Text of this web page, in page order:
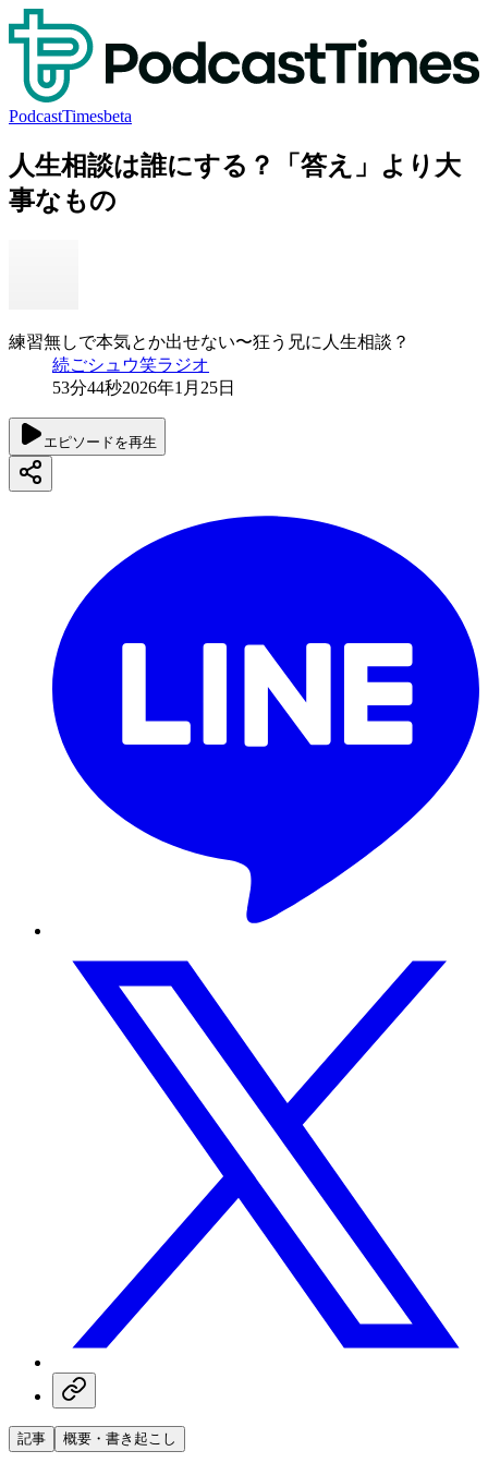
PodcastTimesbeta
人生相談は誰にする？「答え」より大
事なもの
練習無しで本気とか出せない〜狂う兄に人生相談？
続ごシュウ笑ラジオ
53分44秒2026年1月25日
エピソードを再生
記事 概要・書き起こし